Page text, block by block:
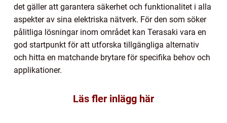
det gäller att garantera säkerhet och funktionalitet i alla
aspekter av sina elektriska nätverk. För den som söker
pålitliga lösningar inom området kan Terasaki vara en
god startpunkt för att utforska tillgängliga alternativ
och hitta en matchande brytare för specifika behov och
applikationer.
Läs fler inlägg här